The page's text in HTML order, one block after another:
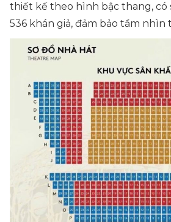
thiết kế theo hình bậc thang, có
536 khán giả, đảm bảo tầm nhìn